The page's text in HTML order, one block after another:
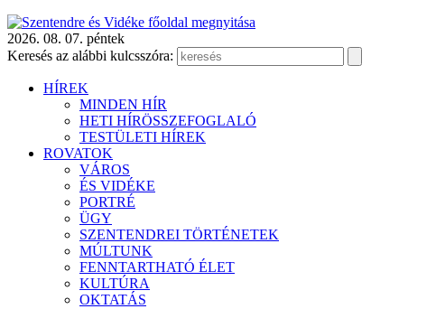
2026. 08. 07. péntek
Keresés az alábbi kulcsszóra:
HÍREK
MINDEN HÍR
HETI HÍRÖSSZEFOGLALÓ
TESTÜLETI HÍREK
ROVATOK
VÁROS
ÉS VIDÉKE
PORTRÉ
ÜGY
SZENTENDREI TÖRTÉNETEK
MÚLTUNK
FENNTARTHATÓ ÉLET
KULTÚRA
OKTATÁS